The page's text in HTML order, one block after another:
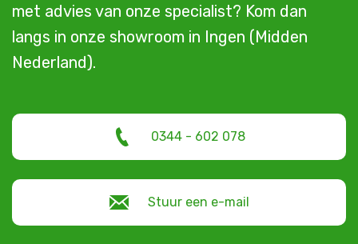
met advies van onze specialist? Kom dan
langs in onze showroom in Ingen (Midden
Nederland).
0344 - 602 078
Stuur een e-mail